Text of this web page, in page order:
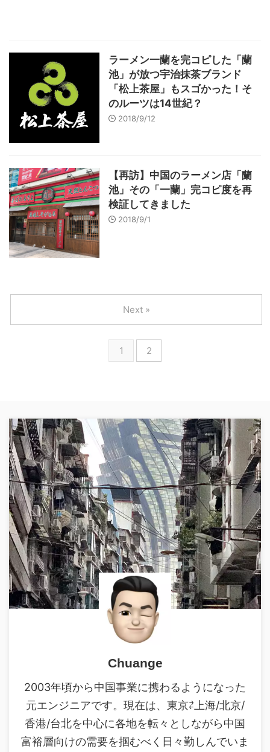
ラーメン一蘭を完コピした「蘭
池」が放つ宇治抹茶ブランド
「松上茶屋」もスゴかった！そ
のルーツは14世紀？
2018/9/12
【再訪】中国のラーメン店「蘭
池」その「一蘭」完コピ度を再
検証してきました
2018/9/1
1 2
Next »
Chuange
2003年頃から中国事業に携わるようになった
元エンジニアです。現在は、東京⇄上海/北京/
香港/台北を中心に各地を転々としながら中国
富裕層向けの需要を掴むべく日々勤しんでいま